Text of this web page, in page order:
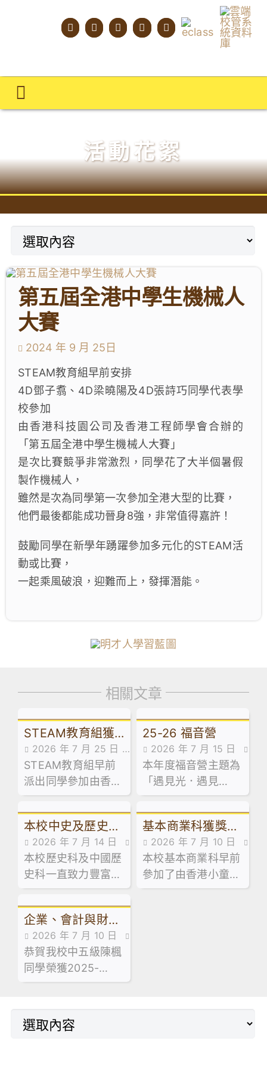
Toggle
明才人學習藍圖
明才人成長階梯
教師專業社群
學生成就與學校活動
我們的聯繫
入學資訊
下載區
活動花絮
第五屆全港中學生機械人
大賽
2024 年 9 月 25日
STEAM教育組早前安排
4D鄧子翥、4D梁曉陽及4D張詩巧同學代表學
校參加
由香港科技園公司及香港工程師學會合辦的
「第五屆全港中學生機械人大賽」
是次比賽競爭非常激烈，同學花了大半個暑假
製作機械人，
雖然是次為同學第一次參加全港大型的比賽，
他們最後都能成功晉身8強，非常值得嘉許！
鼓勵同學在新學年踴躍參加多元化的STEAM活
動或比賽，
一起乘風破浪，迎難而上，發揮潛能。
相關文章
STEAM教育組獲
奬消息
2026 年 7 月 25 日
學生成就
STEAM教育組早前
派出同學參加由香港
科技教育學會及香港
教育裝備行業協會合
辦的「屯門區Make
and Share 2026創
科展」
25-26 福音營
2026 年 7 月 15 日
學生成就
本年度福音營主題為
「遇見光．遇見
愛」，同學們在營會
中透過遊戲、敬拜、
信息分享認識主愛。
本校中史及歷史科
學生獲推薦參加大
學體驗項目
2026 年 7 月 14 日
學生成就
本校歷史科及中國歷
史科一直致力豐富學
生的學習經歷，旨在
讓同學增加歷史學科
知識與技能，並進一
步激發對相關學科的
興趣。
基本商業科獲獎消
息2026 年 7 月 10 日
學生成就
本校基本商業科早前
參加了由香港小童群
益會主辦的「不賭理
企業、會計與財務
概論科獲獎消息
2026 年 7 月 10 日
學生成就
恭賀我校中五級陳楓
同學榮獲2025-
2026年度香港會計
育協會聯合設立的
「企會財」獎學金，